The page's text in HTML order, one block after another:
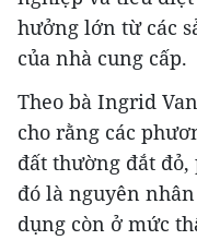
hưởng lớn từ các
của nhà cung cấp.
Theo bà Ingrid
cho rằng các
đất thường đắt
đó là nguyên
dụng còn ở mức
JG Wentworth
Buried In
Read Page 2